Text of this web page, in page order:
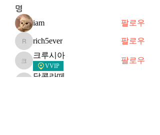
명
iam 팔로우
rich5ever
rich5ever 팔로우
크루시아
크루시아
VVIP
팔로우
달콤라떼